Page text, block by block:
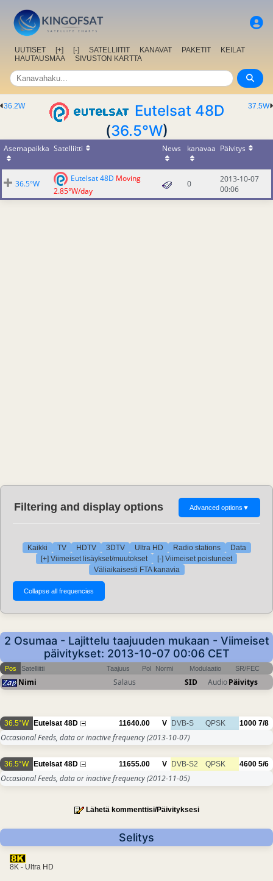
UUTISET [+] [-] SATELLIITIT KANAVAT PAKETIT
KEILAT
HAUTAUSMAA
SIVUSTON KARTTA
37.5W
36.2W
Eutelsat 48D
(36.5°W)
Asemapaikka Satelliitti News kanavaa Päivitys
36.5°W
Eutelsat 48D Moving
2.85°W/day
0
2013-10-07
00:06
Filtering and display options Advanced options ▼
Kaikki TV HDTV 3DTV Ultra HD Radio stations
Data
[+] Viimeiset lisäykset/muutokset
[-] Viimeiset poistuneet
Väliaikaisesti FTA kanavia
2 Osumaa - Lajittelu taajuuden mukaan - Viimeiset
päivitykset: 2013-10-07 00:06 CET
Pos Satelliitti Taajuus Pol Normi Modulaatio SR/FEC
Nimi Salaus SID AudioPäivitys
36.5°W Eutelsat 48D 11640.00 V DVB-S QPSK 1000 7/8
Occasional Feeds, data or inactive frequency(2013-10-07)
36.5°W Eutelsat 48D 11655.00 V DVB-S2 QPSK 4600 5/6
Occasional Feeds, data or inactive frequency(2012-11-05)
Lähetä kommenttisi/Päivityksesi
Selitys
8K - Ultra HD